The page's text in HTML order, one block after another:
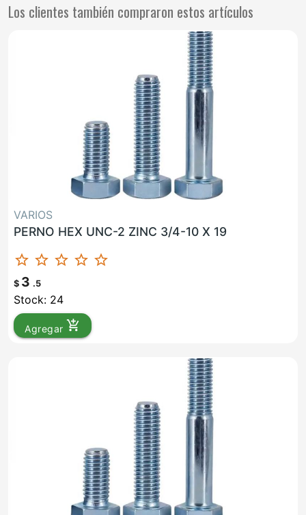
Los clientes también compraron estos artículos
VARIOS
PERNO HEX UNC-2 ZINC 3/4-10 X 19
star_border star_border star_border star_border star_border
$ 3 .5
Stock: 24
Agregar add_shopping_cart